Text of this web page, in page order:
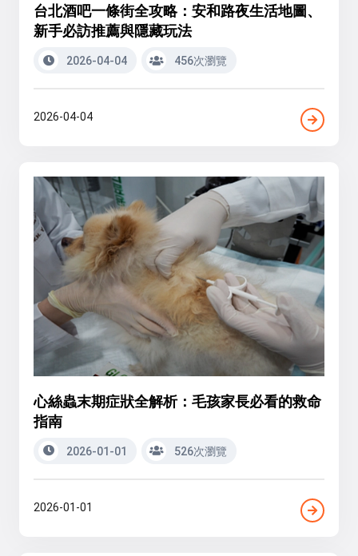
台北酒吧一條街全攻略：安和路夜生活地圖、
新手必訪推薦與隱藏玩法
2026-04-04 456次瀏覽
2026-04-04
心絲蟲末期症狀全解析：毛孩家長必看的救命
指南
2026-01-01 526次瀏覽
2026-01-01